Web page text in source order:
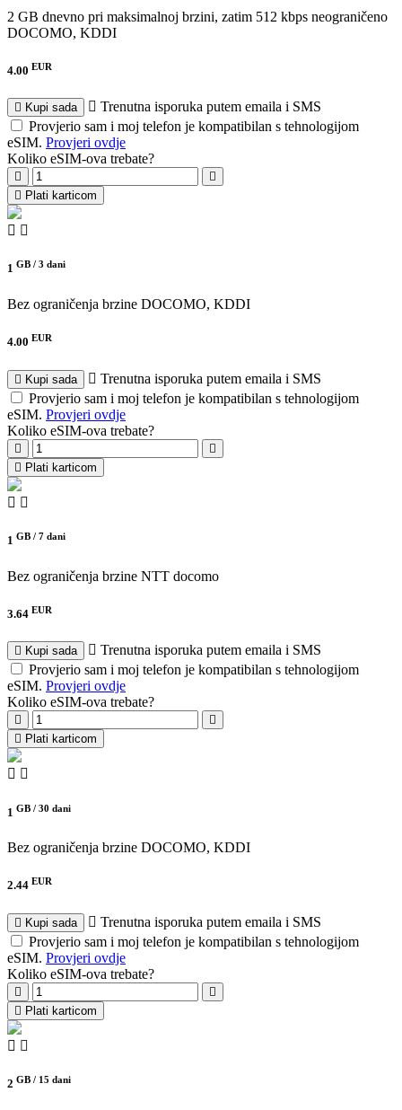
2 GB dnevno pri maksimalnoj brzini, zatim 512 kbps neograničeno
DOCOMO, KDDI
4.00 EUR
Kupi sada
Trenutna isporuka putem emaila i SMS
Provjerio sam i moj telefon je kompatibilan s tehnologijom
eSIM. Provjeri ovdje
Koliko eSIM-ova trebate?
Plati karticom
1 GB / 3 dani
Bez ograničenja brzine DOCOMO, KDDI
4.00 EUR
Kupi sada
Trenutna isporuka putem emaila i SMS
Provjerio sam i moj telefon je kompatibilan s tehnologijom
eSIM. Provjeri ovdje
Koliko eSIM-ova trebate?
Plati karticom
1 GB / 7 dani
Bez ograničenja brzine NTT docomo
3.64 EUR
Kupi sada
Trenutna isporuka putem emaila i SMS
Provjerio sam i moj telefon je kompatibilan s tehnologijom
eSIM. Provjeri ovdje
Koliko eSIM-ova trebate?
Plati karticom
1 GB / 30 dani
Bez ograničenja brzine DOCOMO, KDDI
2.44 EUR
Kupi sada
Trenutna isporuka putem emaila i SMS
Provjerio sam i moj telefon je kompatibilan s tehnologijom
eSIM. Provjeri ovdje
Koliko eSIM-ova trebate?
Plati karticom
2 GB / 15 dani